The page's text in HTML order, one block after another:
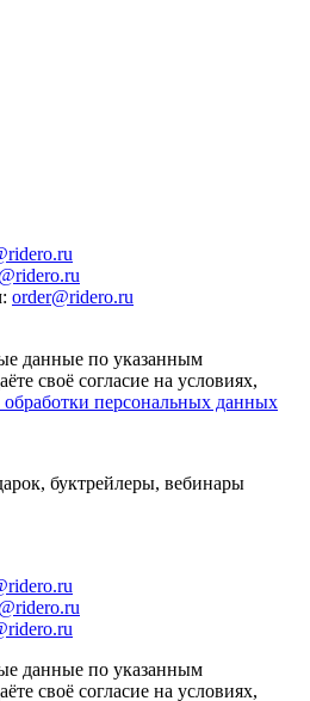
: order@ridero.ru
данные по указанным
своё согласие на условиях,
персональных данных
буктрейлеры, вебинары
данные по указанным
своё согласие на условиях,